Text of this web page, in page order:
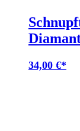
34,00 €